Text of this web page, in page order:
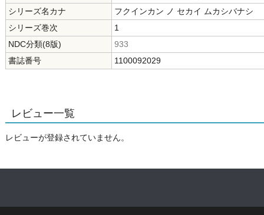
シリーズ名カナ
フクインカン ノ セカイ ムカシバナシ
シリーズ巻次
1
NDC分類(8版)
933
書誌番号
1100092029
レビュー一覧
レビューが登録されていません。